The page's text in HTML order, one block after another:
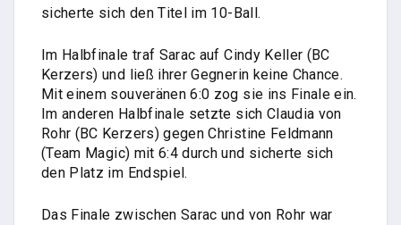
sicherte sich den Titel im 10-Ball.
Im Halbfinale traf Sarac auf Cindy Keller (BC
Kerzers) und ließ ihrer Gegnerin keine Chance.
Mit einem souveränen 6:0 zog sie ins Finale ein.
Im anderen Halbfinale setzte sich Claudia von
Rohr (BC Kerzers) gegen Christine Feldmann
(Team Magic) mit 6:4 durch und sicherte sich
den Platz im Endspiel.
Das Finale zwischen Sarac und von Rohr war